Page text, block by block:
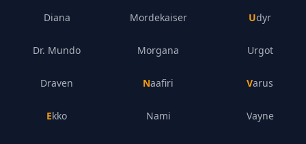
Diana
Dr. Mundo
Draven
Ekko
Mordekaiser
Morgana
Naafiri
Nami
Udyr
Urgot
Varus
Vayne